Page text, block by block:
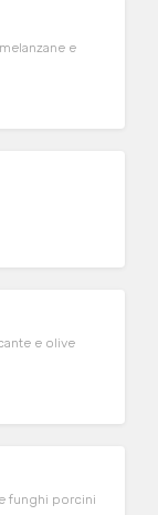
e
e olive
funghi porcini